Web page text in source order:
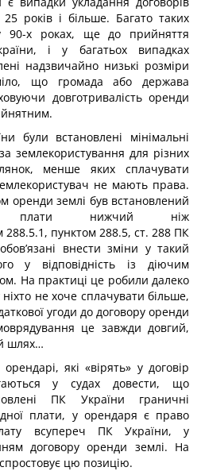
років і більше. Багато таких
90-х роках, ще до прийняття
і у багатьох випадках
надзвичайно низькі розміри
що громада або держава
довготривалість оренди
були встановлені мінімальні
землекористування для різних
менше яких сплачувати
не мають права.
оренди землі був встановлений
плати нижчий ніж
пунктом 288.5, ст. 288 ПК
внести зміни у такий
у відповідність із діючим
На практиці це робили далеко
не хоче сплачувати більше,
угоди до договору оренди
це завжди довгий,
шлях…
які «вірять» у договір
у судах довести, що
ПК України граничні
плати, у орендаря є право
всупереч ПК України, у
договору оренди землі. На
цю позицію.